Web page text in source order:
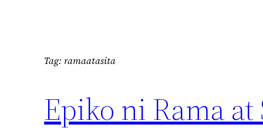
Tag: ramaatasita
Epiko ni Rama at